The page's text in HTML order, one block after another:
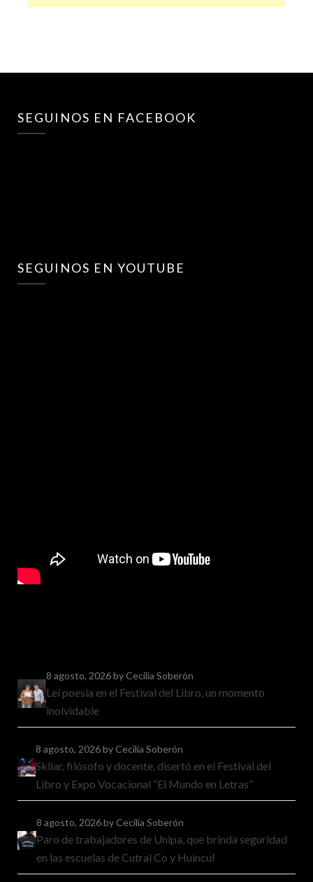
SEGUINOS EN FACEBOOK
SEGUINOS EN YOUTUBE
8 agosto, 2026by Cecilia Soberón
Leí poesía en el Festival del Libro, un momento
inolvidable
8 agosto, 2026by Cecilia Soberón
Skliar, filósofo y docente, disertó en el Festival del
Libro y Expo Vocacional “El Mundo en Letras”
8 agosto, 2026by Cecilia Soberón
Paro de trabajadores de Unipa, que brinda seguridad
en las escuelas de Cutral Co y Huincul